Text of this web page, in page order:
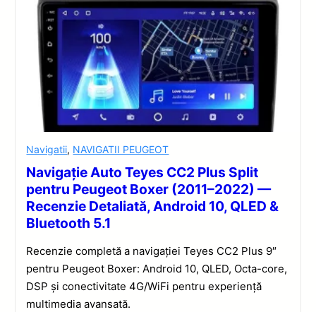
Navigatii, NAVIGATII PEUGEOT
Navigație Auto Teyes CC2 Plus Split
pentru Peugeot Boxer (2011–2022) —
Recenzie Detaliată, Android 10, QLED &
Bluetooth 5.1
Recenzie completă a navigației Teyes CC2 Plus 9″
pentru Peugeot Boxer: Android 10, QLED, Octa-core,
DSP și conectivitate 4G/WiFi pentru experiență
multimedia avansată.